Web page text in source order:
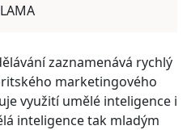
zaznamenává rychlý
marketingového
využití umělé inteligence i
inteligence tak mladým